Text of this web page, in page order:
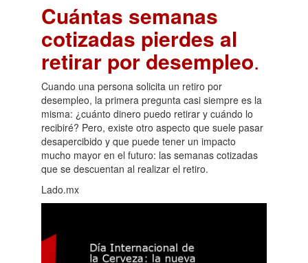
Cuántas semanas
cotizadas pierdes al
retirar por desempleo.
Cuando una persona solicita un retiro por
desempleo, la primera pregunta casi siempre es la
misma: ¿cuánto dinero puedo retirar y cuándo lo
recibiré? Pero, existe otro aspecto que suele pasar
desapercibido y que puede tener un impacto
mucho mayor en el futuro: las semanas cotizadas
que se descuentan al realizar el retiro.
Lado.mx